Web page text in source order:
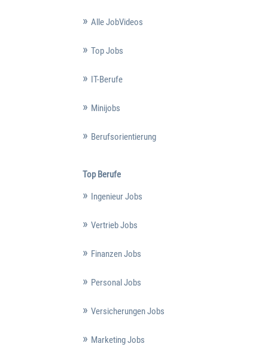
Alle JobVideos
Top Jobs
IT-Berufe
Minijobs
Berufsorientierung
Top Berufe
Ingenieur Jobs
Vertrieb Jobs
Finanzen Jobs
Personal Jobs
Versicherungen Jobs
Marketing Jobs